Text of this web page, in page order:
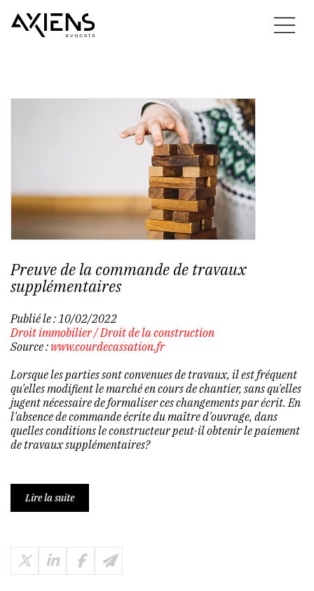
Preuve de la commande de travaux
supplémentaires
Publié le : 10/02/2022
Droit immobilier/Droit de la construction
Source : www.courdecassation.fr
Lorsque les parties sont convenues de travaux, il est fréquent
qu'elles modifient le marché en cours de chantier, sans qu'elles
jugent nécessaire de formaliser ces changements par écrit. En
l'absence de commande écrite du maître d'ouvrage, dans
quelles conditions le constructeur peut-il obtenir le paiement
de travaux supplémentaires?
Lire la suite